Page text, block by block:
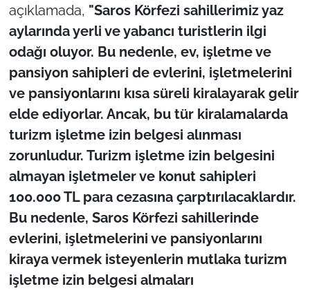
açıklamada, "Saros Körfezi sahillerimiz yaz
aylarında yerli ve yabancı turistlerin ilgi
odağı oluyor. Bu nedenle, ev, işletme ve
pansiyon sahipleri de evlerini, işletmelerini
ve pansiyonlarını kısa süreli kiralayarak gelir
elde ediyorlar. Ancak, bu tür kiralamalarda
turizm işletme izin belgesi alınması
zorunludur. Turizm işletme izin belgesini
almayan işletmeler ve konut sahipleri
100.000 TL para cezasına çarptırılacaklardır.
Bu nedenle, Saros Körfezi sahillerinde
evlerini, işletmelerini ve pansiyonlarını
kiraya vermek isteyenlerin mutlaka turizm
işletme izin belgesi almaları
Bölge
Güvenlik
Genel
Politika
Flaş Haber
Dış Haberler
Magazin
İş Dünyası